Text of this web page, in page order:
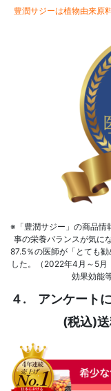
豊潤サジーは植物由来原
※「豊潤サジー」の商品情
事の栄養バランスが気に
87.5％の医師が「とても
した。（2022年4月～5月
効果効能
４. アンケート
(税込)